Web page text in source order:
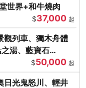
世界+和牛燒肉
$37,000 起
觀列車、獨木舟體
湯、藍寶石
$50,000 起
日光鬼怒川、輕井